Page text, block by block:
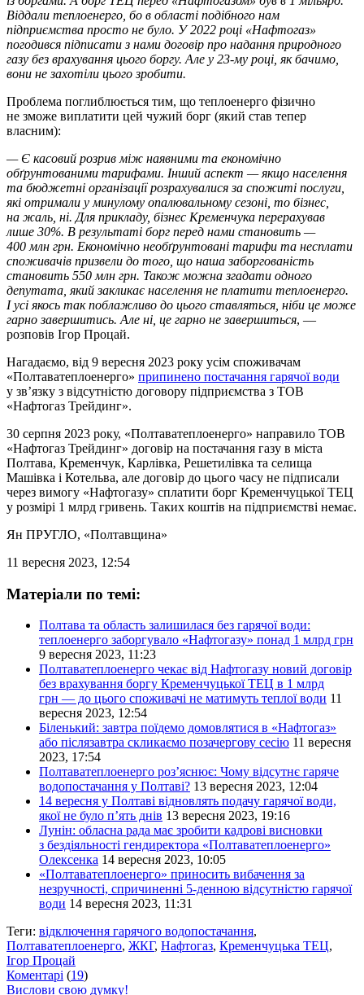
Віддали теплоенерго, бо в області подібного нам
підприємства просто не було. У 2022 році «Нафтогаз»
погодився підписати з нами договір про надання природного
газу без врахування цього боргу. Але у 23-му році, як бачимо,
вони не захотіли цього зробити.
Проблема поглиблюється тим, що теплоенерго фізично
не зможе виплатити цей чужий борг (який став тепер
власним):
— Є касовий розрив між наявними та економічно
обґрунтованими тарифами. Інший аспект — якщо населення
та бюджетні організації розрахувалися за спожиті послуги,
які отримали у минулому опалювальному сезоні, то бізнес,
на жаль, ні. Для прикладу, бізнес Кременчука перерахував
лише 30%. В результаті борг перед нами становить —
400 млн грн. Економічно необґрунтовані тарифи та несплати
споживачів призвели до того, що наша заборгованість
становить 550 млн грн. Також можна згадати одного
депутата, який закликає населення не платити теплоенерго.
І усі якось так поблажливо до цього ставляться, ніби це може
гарно завершитись. Але ні, це гарно не завершиться, —
розповів Ігор Процай.
Нагадаємо, від 9 вересня 2023 року усім споживачам
«Полтаватеплоенерго» припинено постачання гарячої води
у зв’язку з відсутністю договору підприємства з ТОВ
«Нафтогаз Трейдинг».
30 серпня 2023 року, «Полтаватеплоенерго» направило ТОВ
«Нафтогаз Трейдинг» договір на постачання газу в міста
Полтава, Кременчук, Карлівка, Решетилівка та селища
Машівка і Котельва, але договір до цього часу не підписали
через вимогу «Нафтогазу» сплатити борг Кременчуцької ТЕЦ
у розмірі 1 млрд гривень. Таких коштів на підприємстві немає.
Ян ПРУГЛО, «Полтавщина»
11 вересня 2023, 12:54
Матеріали по темі:
Полтава та область залишилася без гарячої води:
теплоенерго заборгувало «Нафтогазу» понад 1 млрд грн
9 вересня 2023, 11:23
Полтаватеплоенерго чекає від Нафтогазу новий договір
без врахування боргу Кременчуцької ТЕЦ в 1 млрд
грн — до цього споживачі не матимуть теплої води 11
вересня 2023, 12:54
Біленький: завтра поїдемо домовлятися в «Нафтогаз»
або післязавтра скликаємо позачергову сесію 11 вересня
2023, 17:54
Полтаватеплоенерго роз’яснює: Чому відсутнє гаряче
водопостачання у Полтаві? 13 вересня 2023, 12:04
14 вересня у Полтаві відновлять подачу гарячої води,
якої не було п’ять днів 13 вересня 2023, 19:16
Лунін: обласна рада має зробити кадрові висновки
з бездіяльності гендиректора «Полтаватеплоенерго»
Олексенка 14 вересня 2023, 10:05
«Полтаватеплоенерго» приносить вибачення за
незручності, спричиненні 5-денною відсутністю гарячої
води 14 вересня 2023, 11:31
Теги: відключення гарячого водопостачання,
Полтаватеплоенерго, ЖКГ, Нафтогаз, Кременчуцька ТЕЦ,
Ігор Процай
Коментарі (19)
Вислови свою думку!